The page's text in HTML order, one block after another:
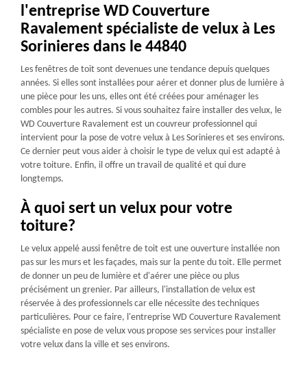
l'entreprise WD Couverture
Ravalement spécialiste de velux à Les
Sorinieres dans le 44840
Les fenêtres de toit sont devenues une tendance depuis quelques
années. Si elles sont installées pour aérer et donner plus de lumière à
une pièce pour les uns, elles ont été créées pour aménager les
combles pour les autres. Si vous souhaitez faire installer des velux, le
WD Couverture Ravalement est un couvreur professionnel qui
intervient pour la pose de votre velux à Les Sorinieres et ses environs.
Ce dernier peut vous aider à choisir le type de velux qui est adapté à
votre toiture. Enfin, il offre un travail de qualité et qui dure
longtemps.
À quoi sert un velux pour votre
toiture?
Le velux appelé aussi fenêtre de toit est une ouverture installée non
pas sur les murs et les façades, mais sur la pente du toit. Elle permet
de donner un peu de lumière et d'aérer une pièce ou plus
précisément un grenier. Par ailleurs, l'installation de velux est
réservée à des professionnels car elle nécessite des techniques
particulières. Pour ce faire, l'entreprise WD Couverture Ravalement
spécialiste en pose de velux vous propose ses services pour installer
votre velux dans la ville et ses environs.